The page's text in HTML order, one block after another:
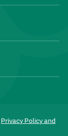
Privacy Policy and